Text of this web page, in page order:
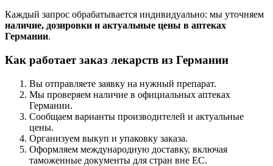
Каждый запрос обрабатывается индивидуально: мы уточняем
наличие, дозировки и актуальные цены в аптеках
Германии.
Как работает заказ лекарств из Германии
Вы отправляете заявку на нужный препарат.
Мы проверяем наличие в официальных аптеках
Германии.
Сообщаем варианты производителей и актуальные
цены.
Организуем выкуп и упаковку заказа.
Оформляем международную доставку, включая
таможенные документы для стран вне ЕС.